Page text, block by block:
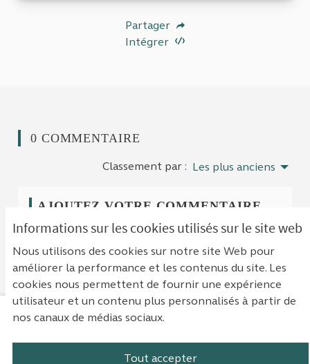
Informations sur les cookies utilisés sur le site web
Nous utilisons des cookies sur notre site Web pour
améliorer la performance et les contenus du site. Les
cookies nous permettent de fournir une expérience
utilisateur et un contenu plus personnalisés à partir de
nos canaux de médias sociaux.
Tout accepter
Partager
Intégrer
0 COMMENTAIRE
Classement par : Les plus anciens
AJOUTEZ VOTRE COMMENTAIRE
Pour ajouter votre commentaireidentifiez-vous
avec votre compteoucréez un compte.
Mentions légales
Paramètres des cookies